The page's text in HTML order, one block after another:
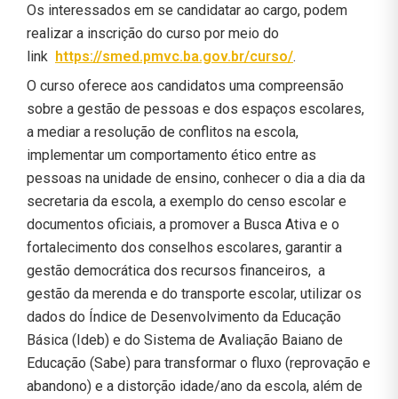
Os interessados em se candidatar ao cargo, podem
realizar a inscrição do curso por meio do
link https://smed.pmvc.ba.gov.br/curso/.
O curso oferece aos candidatos uma compreensão
sobre a gestão de pessoas e dos espaços escolares,
a mediar a resolução de conflitos na escola,
implementar um comportamento ético entre as
pessoas na unidade de ensino, conhecer o dia a dia da
secretaria da escola, a exemplo do censo escolar e
documentos oficiais, a promover a Busca Ativa e o
fortalecimento dos conselhos escolares, garantir a
gestão democrática dos recursos financeiros, a
gestão da merenda e do transporte escolar, utilizar os
dados do Índice de Desenvolvimento da Educação
Básica (Ideb) e do Sistema de Avaliação Baiano de
Educação (Sabe) para transformar o fluxo (reprovação e
abandono) e a distorção idade/ano da escola, além de